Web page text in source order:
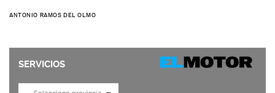
ANTONIO RAMOS DEL OLMO